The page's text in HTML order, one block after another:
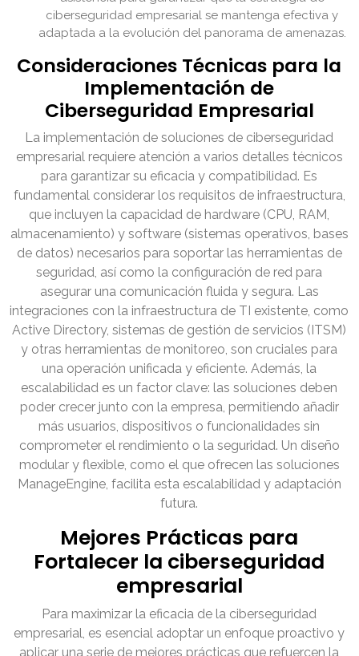
ciberseguridad empresarial se mantenga efectiva y
adaptada a la evolución del panorama de amenazas.
Consideraciones Técnicas para la
Implementación de
Ciberseguridad Empresarial
La implementación de soluciones de ciberseguridad
empresarial requiere atención a varios detalles técnicos
para garantizar su eficacia y compatibilidad. Es
fundamental considerar los requisitos de infraestructura,
que incluyen la capacidad de hardware (CPU, RAM,
almacenamiento) y software (sistemas operativos, bases
de datos) necesarios para soportar las herramientas de
seguridad, así como la configuración de red para
asegurar una comunicación fluida y segura. Las
integraciones con la infraestructura de TI existente, como
Active Directory, sistemas de gestión de servicios (ITSM)
y otras herramientas de monitoreo, son cruciales para
una operación unificada y eficiente. Además, la
escalabilidad es un factor clave: las soluciones deben
poder crecer junto con la empresa, permitiendo añadir
más usuarios, dispositivos o funcionalidades sin
comprometer el rendimiento o la seguridad. Un diseño
modular y flexible, como el que ofrecen las soluciones
ManageEngine, facilita esta escalabilidad y adaptación
futura.
Mejores Prácticas para
Fortalecer la ciberseguridad
empresarial
Para maximizar la eficacia de la ciberseguridad
empresarial, es esencial adoptar un enfoque proactivo y
aplicar una serie de mejores prácticas que refuercen la